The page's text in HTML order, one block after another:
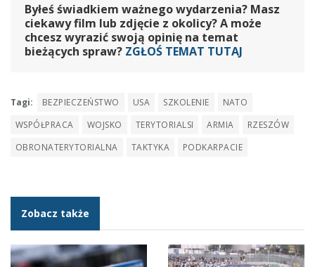
Byłeś świadkiem ważnego wydarzenia? Masz
ciekawy film lub zdjęcie z okolicy? A może
chcesz wyrazić swoją opinię na temat
bieżących spraw? ZGŁOŚ TEMAT TUTAJ
Tagi: BEZPIECZEŃSTWO USA SZKOLENIE
NATO
WSPÓŁPRACA
WOJSKO TERYTORIALSI ARMIA
RZESZÓW
OBRONATERYTORIALNA
TAKTYKA PODKARPACIE
Zobacz także